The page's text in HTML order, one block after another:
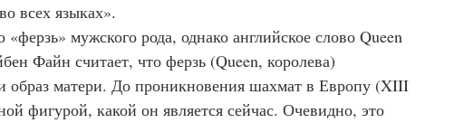
всех языках».
Файн считает, что ферзь (Queen, королева)
образ матери. До проникновения шахмат в Европу (XIII
фигурой, какой он является сейчас. Очевидно, это